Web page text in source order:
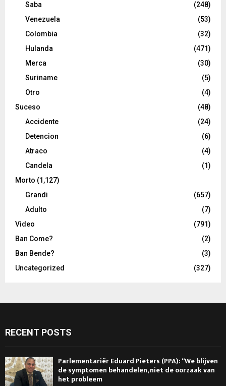
Saba
(248)
Venezuela
(53)
Colombia
(32)
Hulanda
(471)
Merca
(30)
Suriname
(5)
Otro
(4)
Suceso
(48)
Accidente
(24)
Detencion
(6)
Atraco
(4)
Candela
(1)
Morto (1,127)
Grandi
(657)
Adulto
(7)
Video
(791)
Ban Come?
(2)
Ban Bende?
(3)
Uncategorized
(327)
RECENT POSTS
Parlementariër Eduard Pieters (PPA): “We blijven
de symptomen behandelen, niet de oorzaak van
het probleem